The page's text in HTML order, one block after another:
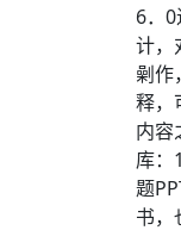
6．
计，
劋作
释，
内容
库：
题
书，